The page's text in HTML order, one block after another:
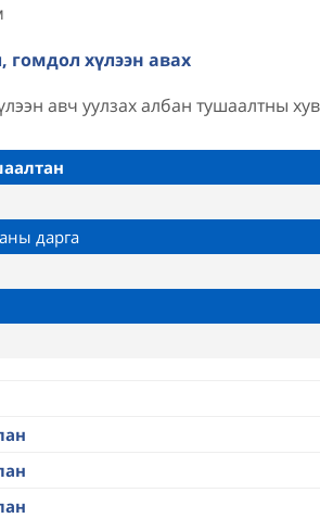
гомдол хүлээн авах
авч уулзах албан тушаалтны
дарга